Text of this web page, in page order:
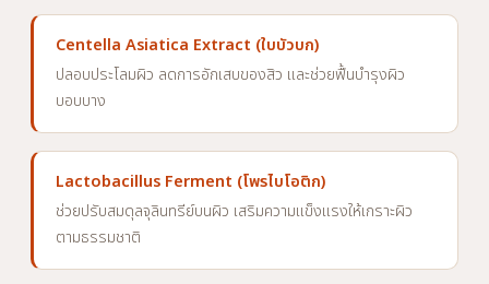
Centella Asiatica Extract (ใบบัวบก)
ปลอบประโลมผิว ลดการอักเสบของสิว และช่วยฟื้นบำรุงผิว
บอบบาง
Lactobacillus Ferment (โพรไบโอติก)
ช่วยปรับสมดุลจุลินทรีย์บนผิว เสริมความแข็งแรงให้เกราะผิว
ตามธรรมชาติ